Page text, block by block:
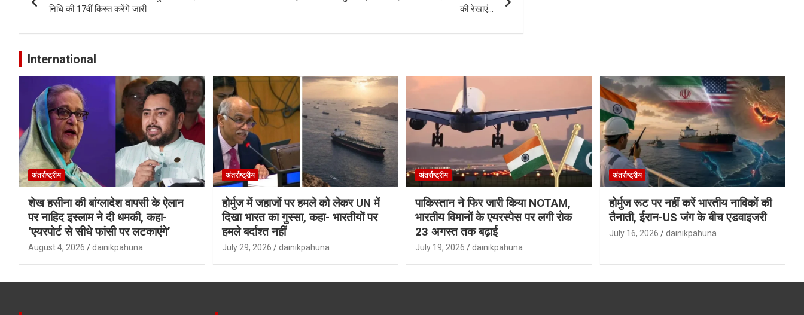
navigation
निधि की 17वीं किस्त करेंगे जारी
की रेखाएं…
International
अंतर्राष्ट्रीय
शेख हसीना की बांग्लादेश वापसी के ऐलान
पर नाहिद इस्लाम ने दी धमकी, कहा-
‘एयरपोर्ट से सीधे फांसी पर लटकाएंगे’
August 4, 2026 dainikpahuna
अंतर्राष्ट्रीय
होर्मुज में जहाजों पर हमले को लेकर UN में
दिखा भारत का गुस्सा, कहा- भारतीयों पर
हमले बर्दाश्त नहीं
July 29, 2026 dainikpahuna
अंतर्राष्ट्रीय
पाकिस्तान ने फिर जारी किया NOTAM,
भारतीय विमानों के एयरस्पेस पर लगी रोक
23 अगस्त तक बढ़ाई
July 19, 2026 dainikpahuna
अंतर्राष्ट्रीय
होर्मुज रूट पर नहीं करें भारतीय नाविकों की
तैनाती, ईरान-US जंग के बीच एडवाइजरी
July 16, 2026 dainikpahuna